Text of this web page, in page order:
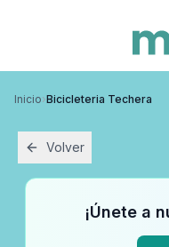
Inicio›Bicicleteria Techera
Volver
¡Únete a